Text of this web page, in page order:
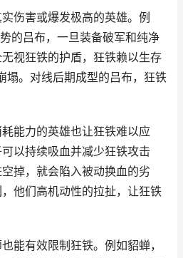
伤害或爆发极高的英雄。例
的吕布，一旦装备破军和纯净
视狂铁的护盾，狂铁赖以生存
塌。对线后期成型的吕布，狂铁
能力的英雄也让狂铁难以应
以持续吸血并减少狂铁攻击
掉，就会陷入被动换血的劣
他们高机动性的拉扯，让狂铁
能有效限制狂铁。例如貂蝉，